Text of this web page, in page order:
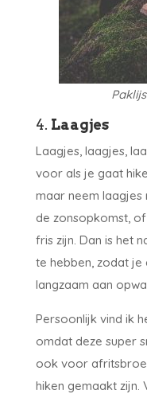
4. Laagjes
Laagjes, laagjes,
voor als je gaat
maar neem laagjes
de zonsopkomst,
fris zijn. Dan is het
te hebben, zodat je
langzaam aan
Persoonlijk vind ik
omdat deze super
ook voor
hiken gemaakt